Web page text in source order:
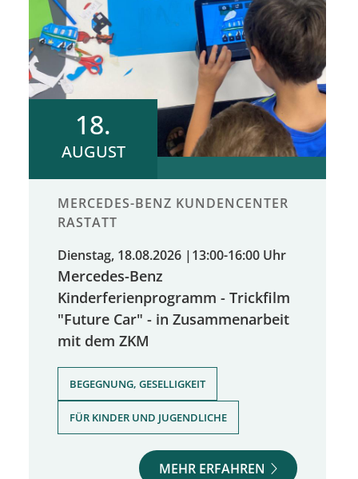
18.
AUGUST
MERCEDES-BENZ KUNDENCENTER
RASTATT
Dienstag, 18.08.2026 | 13:00-16:00 Uhr
Mercedes-Benz
Kinderferienprogramm - Trickfilm
"Future Car" - in Zusammenarbeit
mit dem ZKM
BEGEGNUNG, GESELLIGKEIT
FÜR KINDER UND JUGENDLICHE
MEHR ERFAHREN